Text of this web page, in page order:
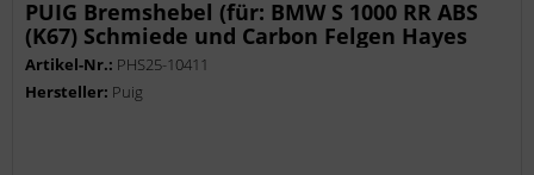
PUIG Bremshebel (für: BMW S 1000 RR ABS
(K67) Schmiede und Carbon Felgen Hayes
Bremszange K67 )
Artikel-Nr.: PHS25-10411
Hersteller: Puig